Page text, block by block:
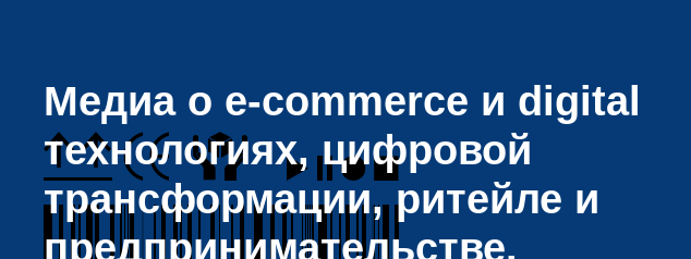
Медиа о e-commerce и digital
технологиях, цифровой
трансформации, ритейле и
предпринимательстве.